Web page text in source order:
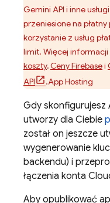
Gemini API i inne
przeniesione na
korzystanie z usług
limit. Więcej
koszty,Ceny Firebasei
API
.App Hosting
Gdy skonfigurujesz
utworzy dla Ciebie
został on jeszcze
wygenerowanie
backendu) i
łączenia konta
Aby opublikować